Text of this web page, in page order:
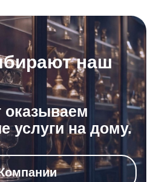
наш
оказываем
услуги на дому.